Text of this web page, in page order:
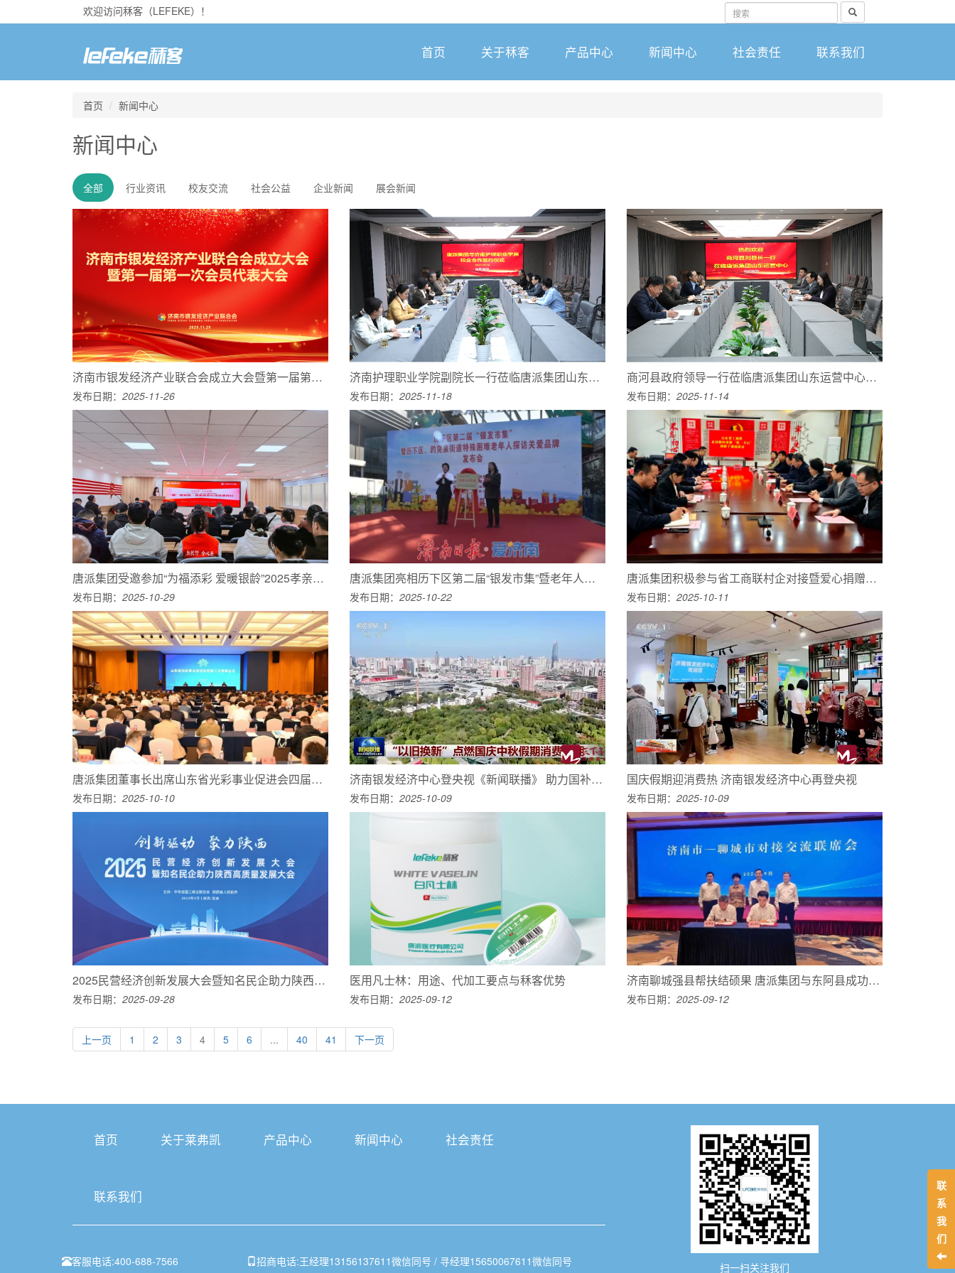
欢迎访问秝客（LEFEKE）！
搜
首页 关于秝客 产品中心 新闻中心 社会责任 联系我们
首页 新闻中心
新闻中心
全部 行业资讯 校友交流 社会公益 企业新闻 展会新闻
济南市银发经济产业联合会成立大会暨第一届第一次会员代表大会在唐派集团山东运营中心召开
发布日期： 2025-11-26
济南护理职业学院副院长一行莅临唐派集团山东运营中心参观座谈并达成战略合作
发布日期： 2025-11-18
商河县政府领导一行莅临唐派集团山东运营中心调研座谈
发布日期： 2025-11-14
唐派集团受邀参加“为福添彩 爱暖银龄”2025孝亲敬老进社区志愿服务系列活动
发布日期： 2025-10-29
唐派集团亮相历下区第二届“银发市集”暨老年人探访关爱品牌发布活动
发布日期： 2025-10-22
唐派集团积极参与省工商联村企对接暨爱心捐赠活动 助力曹县乡村振兴
发布日期： 2025-10-11
唐派集团董事长出席山东省光彩事业促进会四届二次理事会议并做代表发言
发布日期： 2025-10-10
济南银发经济中心登央视《新闻联播》 助力国补标杆作用获肯定
发布日期： 2025-10-09
国庆假期迎消费热 济南银发经济中心再登央视
发布日期： 2025-10-09
2025民营经济创新发展大会暨知名民企助力陕西高质量发展大会召开 唐派集团斩获双誉
发布日期： 2025-09-28
医用凡士林：用途、代加工要点与秝客优势
发布日期： 2025-09-12
济南聊城强县帮扶结硕果 唐派集团与东阿县成功签署合作框架协议
发布日期： 2025-09-12
上一页 1 2 3 4 5 6 ... 40 41 下一页
首页 关于莱弗凯 产品中心 新闻中心 社会责任
联系我们
客服电话:400-688-7566 招商电话:王经理13156137611微信同号 / 寻经理15650067611微信同号 扫一扫关注我们
联
系
我
们